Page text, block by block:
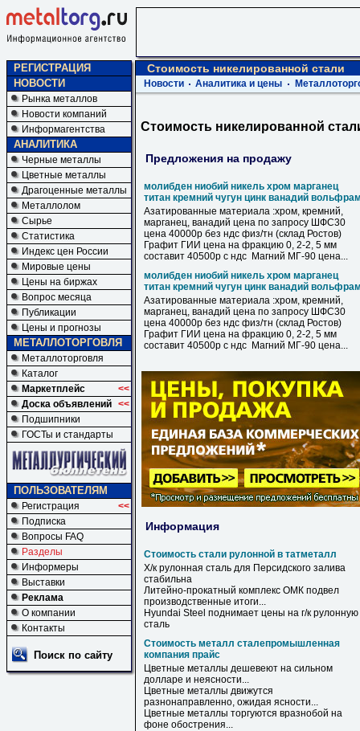
РЕГИСТРАЦИЯ
НОВОСТИ
Рынка металлов
Новости компаний
Информагентства
АНАЛИТИКА
Черные металлы
Цветные металлы
Драгоценные металлы
Металлолом
Сырье
Статистика
Индекс цен России
Мировые цены
Цены на биржах
Вопрос месяца
Публикации
Цены и прогнозы
МЕТАЛЛОТОРГОВЛЯ
Металлоторговля
Каталог
Маркетплейс
<<
Доска объявлений <<
Подшипники
ГОСТы и стандарты
ПОЛЬЗОВАТЕЛЯМ
Регистрация
<<
Подписка
Вопросы FAQ
Разделы
Информеры
Выставки
Реклама
О компании
Контакты
Поиск по сайту
Стоимость никелированной стали
Новости Аналитика и цены
Стоимость никелированной
Предложения на продажу
молибден ниобий никель хром марганец
титан кремний чугун цинк ванадий
Азатированные материала :хром, кремний,
марганец, ванадий цена по запросу ШФС30
цена 40000р без ндс физ/тн (склад Ростов)
Графит ГИИ цена на фракцию 0, 2-2, 5 мм
составит 40500р с ндс Магний МГ-90 цена...
молибден ниобий никель хром марганец
титан кремний чугун цинк ванадий
Азатированные материала :хром, кремний,
марганец, ванадий цена по запросу ШФС30
цена 40000р без ндс физ/тн (склад Ростов)
Графит ГИИ цена на фракцию 0, 2-2, 5 мм
составит 40500р с ндс Магний МГ-90 цена...
Информация
Стоимость стали рулонной в татметалл
Х/к рулонная сталь для Персидского залива
стабильна
Литейно-прокатный комплекс ОМК подвел
производственные итоги...
Hyundai Steel поднимает цены на г/к рулонную
сталь
Стоимость металл сталепромышленная
компания прайс
Цветные металлы дешевеют на сильном
долларе и неясности...
Цветные металлы движутся
разнонаправленно, ожидая ясности...
Цветные металлы торгуются вразнобой на
фоне обострения...